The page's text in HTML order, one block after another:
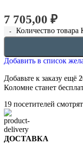
7 705,00 ₽
Количество товара
Добавить в список
Добавьте к заказу ещё
Коломне станет
19 посетителей
ДОСТАВКА